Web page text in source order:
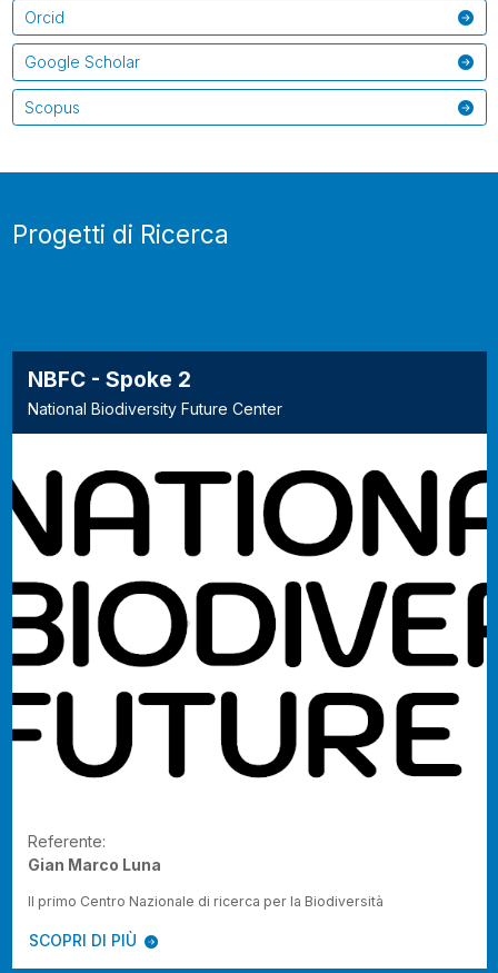
Orcid
Google Scholar
Scopus
Progetti di Ricerca
NBFC - Spoke 2
National Biodiversity Future Center
Referente:
Gian Marco Luna
Il primo Centro Nazionale di ricerca per la Biodiversità
SCOPRI DI PIÙ